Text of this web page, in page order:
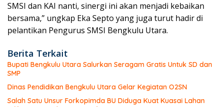
SMSI dan KAI nanti, sinergi ini akan menjadi kebaikan
bersama,” ungkap Eka Septo yang juga turut hadir di
pelantikan Pengurus SMSI Bengkulu Utara.
Berita Terkait
Bupati Bengkulu Utara Salurkan Seragam Gratis Untuk SD dan
SMP
Dinas Pendidikan Bengkulu Utara Gelar Kegiatan O2SN
Salah Satu Unsur Forkopimda BU Diduga Kuat Kuasai Lahan